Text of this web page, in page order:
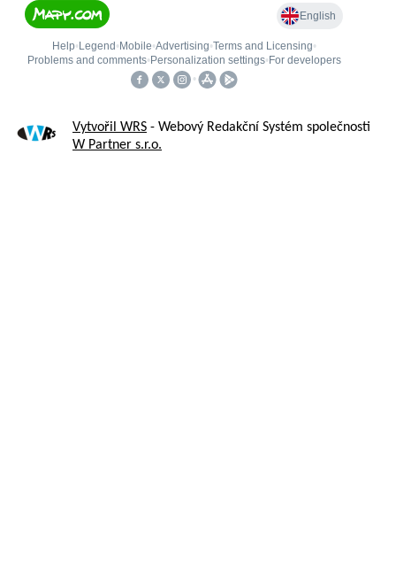
Vytvořil WRS - Webový Redakční Systém společnosti
W Partner s.r.o.